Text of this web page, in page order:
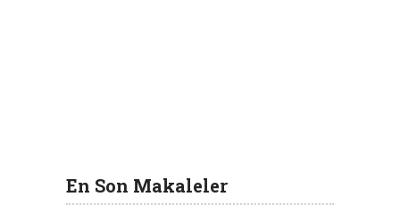
En Son Makaleler